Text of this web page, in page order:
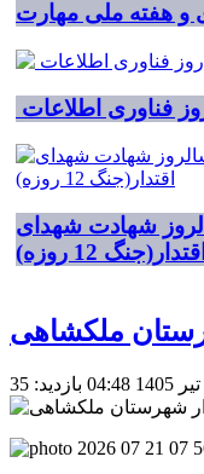
و هفته ملی مهارت
شهادت شهدای
اقتدار(جنگ 12 روزه)
ملکشاهی
بازدید: 35